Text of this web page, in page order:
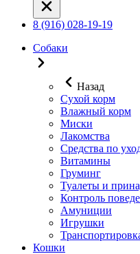
8 (916) 028-19-19
Собаки
Назад
Сухой корм
Влажный корм
Миски
Лакомства
Средства по
Витамины
Груминг
Туалеты и
Контроль
Амуниции
Игрушки
Кошки